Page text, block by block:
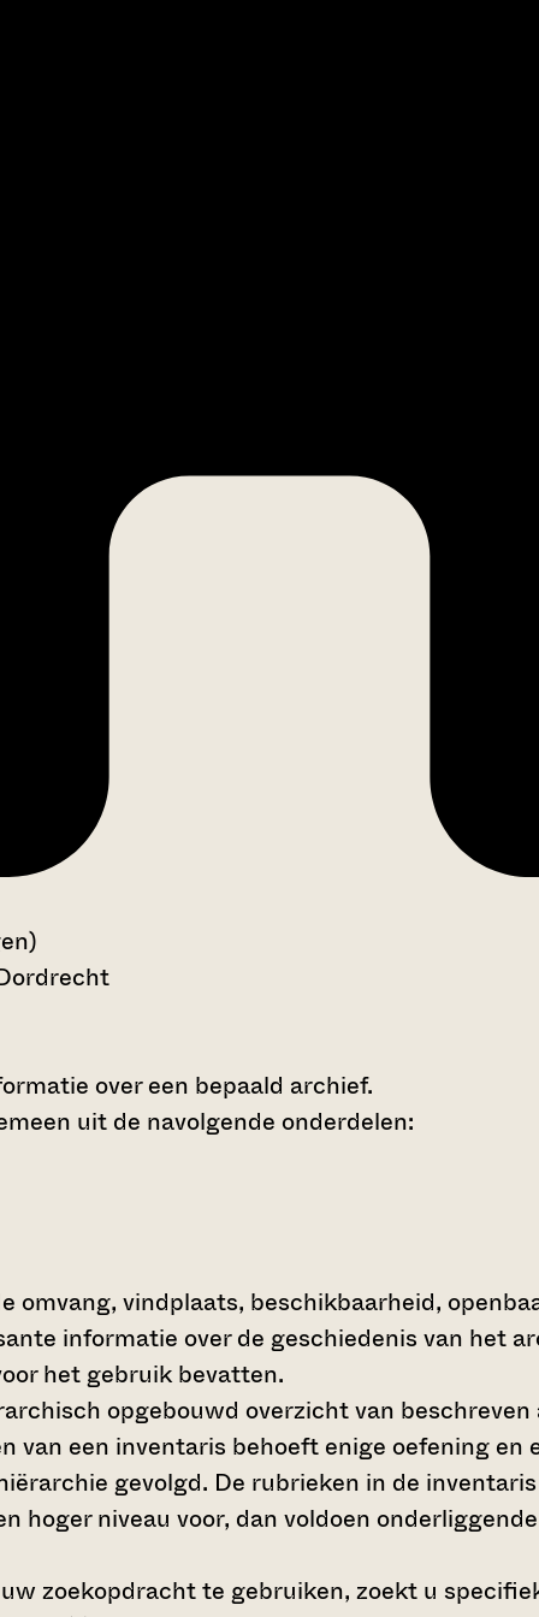
over een bepaald archief.
uit de navolgende onderdelen:
omvang, vindplaats, beschikbaarheid,
informatie over de geschiedenis van het
het gebruik bevatten.
opgebouwd overzicht van
van een inventaris behoeft enige oefening en
gevolgd. De rubrieken in de
hoger niveau voor, dan voldoen
zoekopdracht te gebruiken, zoekt u